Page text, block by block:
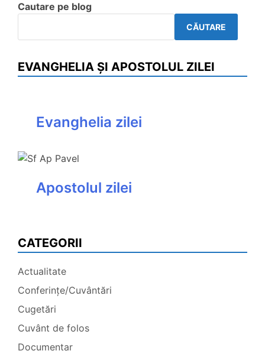
Cautare pe blog
CĂUTARE
EVANGHELIA ȘI APOSTOLUL ZILEI
Evanghelia zilei
Apostolul zilei
CATEGORII
Actualitate
Conferințe/Cuvântări
Cugetări
Cuvânt de folos
Documentar